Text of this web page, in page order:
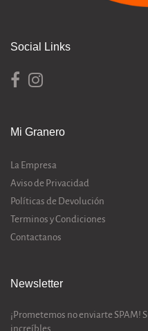
Social Links
Mi Granero
La Empresa
Aviso de Privacidad
Políticas de Devolución
Terminos y Condiciones
Contactanos
Newsletter
¡Prometemos no enviarte SPAM!
increíbles.